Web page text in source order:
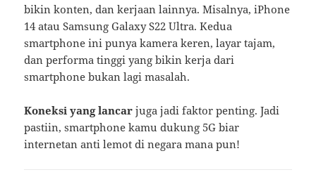
bikin konten, dan kerjaan lainnya. Misalnya, iPhone
14 atau Samsung Galaxy S22 Ultra. Kedua
smartphone ini punya kamera keren, layar tajam,
dan performa tinggi yang bikin kerja dari
smartphone bukan lagi masalah.
Koneksi yang lancar juga jadi faktor penting. Jadi
pastiin, smartphone kamu dukung 5G biar
internetan anti lemot di negara mana pun!